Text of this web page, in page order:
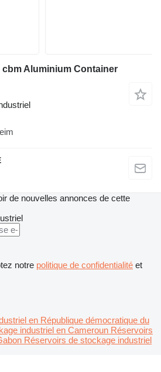
cbm Aluminium Container
de nouvelles annonces de cette
notre politique de confidentialité et
en République démocratique du
industriel en Cameroun Réservoirs
Réservoirs de stockage industriel